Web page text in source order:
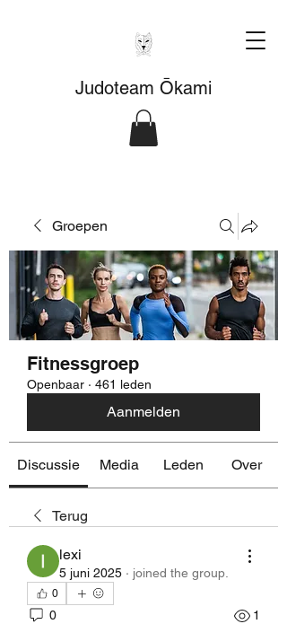
Judoteam Ōkami
Groepen
Fitnessgroep
Openbaar · 461 leden
Aanmelden
Discussie Media Leden Over
Terug
lexi
5 juni 2025 · joined the group.
0
0 1